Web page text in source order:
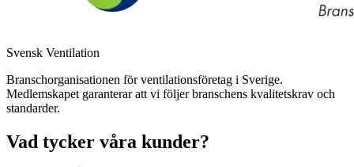
Svensk Ventilation
Branschorganisationen för ventilationsföretag i Sverige.
Medlemskapet garanterar att vi följer branschens kvalitetskrav och
standarder.
Vad tycker våra kunder?